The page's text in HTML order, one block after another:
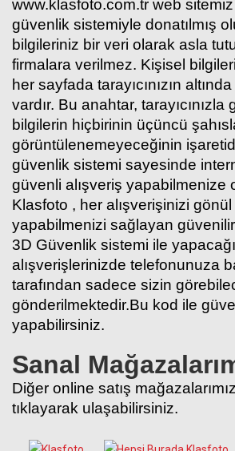
www.klasfoto.com.tr web
güvenlik sistemiyle donatılmış
bilgileriniz bir veri olarak asla
firmalara verilmez. Kişisel
her sayfada tarayıcınızın
vardır. Bu anahtar,
bilgilerin hiçbirinin üçüncü
görüntülenemeyeceğinin
güvenlik sistemi sayesinde
güvenli alışveriş yapabilmenize
Klasfoto , her alışverişinizi gönül
yapabilmenizi sağlayan
3D Güvenlik sistemi ile
alışverişlerinizde telefonunuza
tarafından sadece sizin
gönderilmektedir.Bu kod ile
yapabilirsiniz.
Sanal
Diğer online satış
tıklayarak ulaşabilirsiniz.